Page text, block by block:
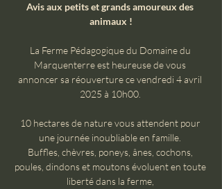
Avis aux petits et grands amoureux des
animaux !
La Ferme Pédagogique du Domaine du
Marquenterre est heureuse de vous
annoncer sa réouverture ce vendredi 4 avril
2025 à 10h00.
10 hectares de nature vous attendent pour
une journée inoubliable en famille.
Buffles, chèvres, poneys, ânes, cochons,
poules, dindons et moutons évoluent en toute
liberté dans la ferme,